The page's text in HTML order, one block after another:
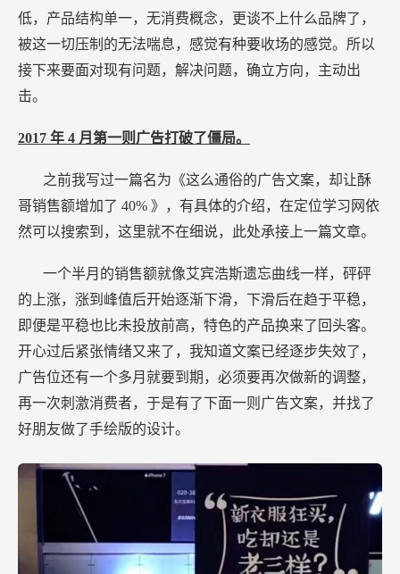
低，产品结构单一，无消费概念，更谈不上什么品牌了，
被这一切压制的无法喘息，感觉有种要收场的感觉。所以
接下来要面对现有问题，解决问题，确立方向，主动出
击。
2017 年 4 月第一则广告打破了僵局。
之前我写过一篇名为《这么通俗的广告文案，却让酥
哥销售额增加了 40% 》，有具体的介绍，在定位学习网依
然可以搜索到，这里就不在细说，此处承接上一篇文章。
一个半月的销售额就像艾宾浩斯遗忘曲线一样，砰砰
的上涨，涨到峰值后开始逐渐下滑，下滑后在趋于平稳，
即便是平稳也比未投放前高，特色的产品换来了回头客。
开心过后紧张情绪又来了，我知道文案已经逐步失效了，
广告位还有一个多月就要到期，必须要再次做新的调整，
再一次刺激消费者，于是有了下面一则广告文案，并找了
好朋友做了手绘版的设计。